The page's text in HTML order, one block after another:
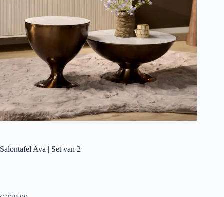
Salontafel Ava | Set van 2